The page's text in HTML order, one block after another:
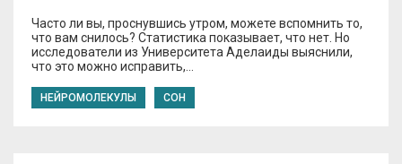
Часто ли вы, проснувшись утром, можете вспомнить то,
что вам снилось? Статистика показывает, что нет. Но
исследователи из Университета Аделаиды выяснили,
что это можно исправить,…
НЕЙРОМОЛЕКУЛЫ СОН